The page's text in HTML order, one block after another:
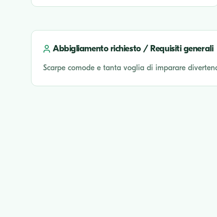
Abbigliamento richiesto / Requisiti generali
Scarpe comode e tanta voglia di imparare